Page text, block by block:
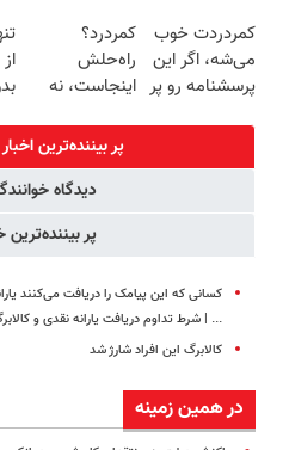
🔥 پرداخت
درب منزل
سبک و مقاوم |
پرداخت قسطی
کمردردت خوب
می‌شه، اگر این
پرسشنامه رو پر
کمردرد؟
راه‌حلش
اینجاست، نه
پر بیننده‌ترین
دیدگاه
پر بیننده‌ترین
کسانی که این پیامک را دریافت می‌کنند
... | شرط تداوم دریافت یارانه نقدی و
کالابرگ این افراد شارژ شد
در همین زمینه